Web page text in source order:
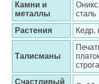
Камни и
металлы
сталь
Растения
Кедр,
Талисманы
Счастливый